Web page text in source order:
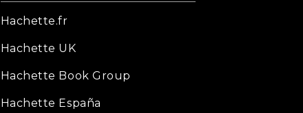
Hachette.fr
Hachette UK
Hachette Book Group
Hachette España